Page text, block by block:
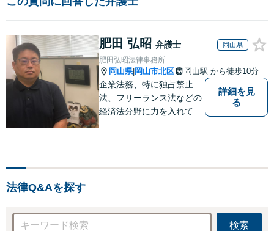
肥田 弘昭 弁護士 岡山県
肥田弘昭法律事務所
岡山県| 岡山市北区 岡山駅 から徒歩10分
企業法務、特に独占禁止
法、フリーランス法などの
経済法分野に力を入れてい
詳細を見
る
法律Q&Aを探す
検索